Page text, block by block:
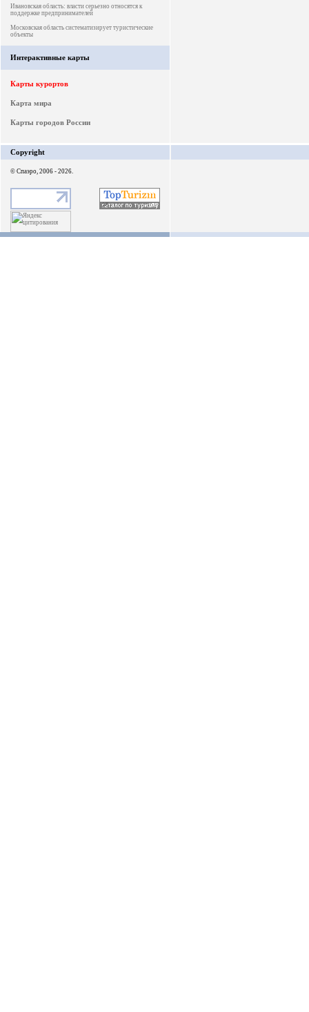
Ивановская область: власти серьезно относятся к
поддержке предпринимателей
Московская область систематизирует туристические
объекты
Интерактивные карты
Карты курортов
Карта мира
Карты городов России
Copyright
© Спаэро, 2006 - 2026.